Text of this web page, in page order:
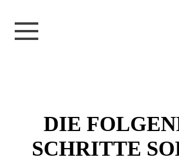
DIE
SCHRITTE